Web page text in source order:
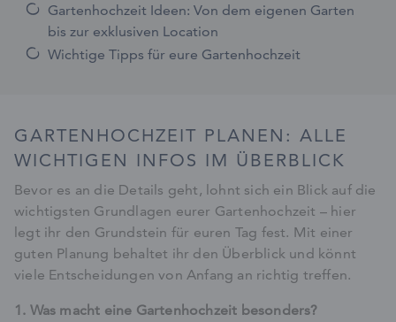
Gartenhochzeit Ideen: Von dem eigenen Garten
bis zur exklusiven Location
Wichtige Tipps für eure Gartenhochzeit
GARTENHOCHZEIT PLANEN: ALLE
WICHTIGEN INFOS IM ÜBERBLICK
Bevor es an die Details geht, lohnt sich ein Blick auf die
wichtigsten Grundlagen eurer Gartenhochzeit – hier
legt ihr den Grundstein für euren Tag fest. Mit einer
guten Planung behaltet ihr den Überblick und könnt
viele Entscheidungen von Anfang an richtig treffen.
1. Was macht eine Gartenhochzeit besonders?